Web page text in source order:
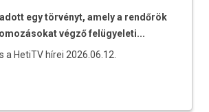
egy törvényt, amely a rendőrök
végző felügyeleti...
a HetiTV hírei 2026.06.12.